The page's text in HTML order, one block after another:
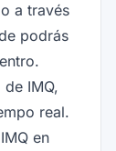
a través
podrás
IMQ,
real.
en